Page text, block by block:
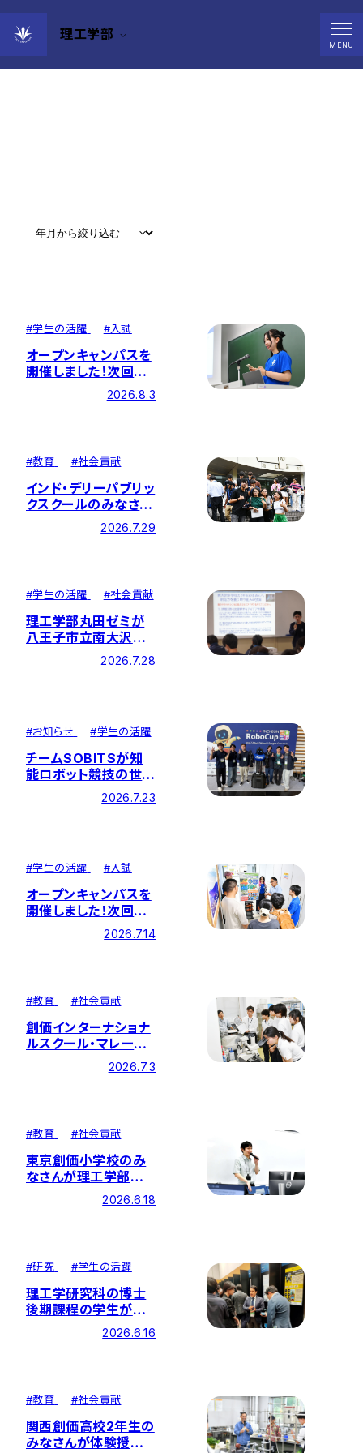
理工学部
MENU
News
#学生の活躍 #入試
オープンキャンパスを
開催しました！次回は
8月30日（日）に開催
2026.8.3
#教育 #社会貢献
インド・デリーパブリッ
クスクールのみなさん
が理工学部を訪問！
2026.7.29
#学生の活躍 #社会貢献
理工学部丸田ゼミが
八王子市立南大沢中
学校にて中学校と企業
を繋ぐ「特別講義」を
2026.7.28
#お知らせ #学生の活躍
チームSOBITSが知
能ロボット競技の世界
大会「RoboCup
2026」に出場！総合成
2026.7.23
#学生の活躍 #入試
オープンキャンパスを
開催しました！次回は
8月1日（土）2日（日）
の二日間開催します！
2026.7.14
#教育 #社会貢献
創価インターナショナ
ルスクール・マレーシ
アのみなさんが理工
2026.7.3
#教育 #社会貢献
東京創価小学校のみ
なさんが理工学部で
2026.6.18
#研究 #学生の活躍
理工学研究科の博士
後期課程の学生が
NEDO「NEP（開拓コ
ース）」に採択！
2026.6.16
#教育 #社会貢献
関西創価高校2年生の
みなさんが体験授業と